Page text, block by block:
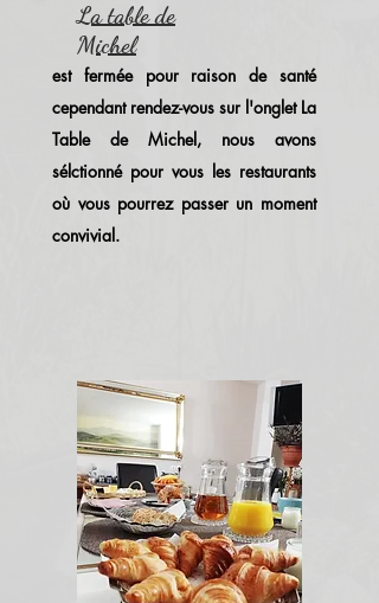
La table de
Michel
est fermée pour raison de santé
cependant rendez-vous sur l'onglet La
Table de Michel, nous avons
sélctionné pour vous les restaurants
où vous pourrez passer un moment
convivial.